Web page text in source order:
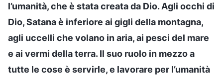
l’umanità, che è stata creata da Dio. Agli occhi di
Dio, Satana è inferiore ai gigli della montagna,
agli uccelli che volano in aria, ai pesci del mare
e ai vermi della terra. Il suo ruolo in mezzo a
tutte le cose è servirle, e lavorare per l’umanità